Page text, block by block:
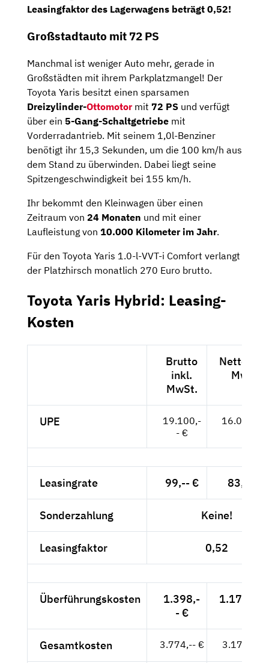
Leasingfaktor des Lagerwagens beträgt 0,52!
Großstadtauto mit 72 PS
Manchmal ist weniger Auto mehr, gerade in
Großstädten mit ihrem Parkplatzmangel! Der
Toyota Yaris besitzt einen sparsamen
Dreizylinder-Ottomotormit 72 PS und verfügt
über ein 5-Gang-Schaltgetriebe mit
Vorderradantrieb. Mit seinem 1,0l-Benziner
benötigt ihr 15,3 Sekunden, um die 100 km/h aus
dem Stand zu überwinden. Dabei liegt seine
Spitzengeschwindigkeit bei 155 km/h.
Ihr bekommt den Kleinwagen über einen
Zeitraum von 24 Monaten und mit einer
Laufleistung von 10.000 Kilometer im Jahr.
Für den Toyota Yaris 1.0-l-VVT-i Comfort verlangt
der Platzhirsch monatlich 270 Euro brutto.
Toyota Yaris Hybrid: Leasing-
Kosten
Brutto
inkl.
MwSt.
Netto
MwSt.
UPE
19.100,-
- €
16.050,--
Leasingrate 99,-- € 83,19 €
Sonderzahlung Keine!
Leasingfaktor 0,52
Überführungskosten
1.398,-
- €
1.174,79
Gesamtkosten 3.774,-- € 3.171,43